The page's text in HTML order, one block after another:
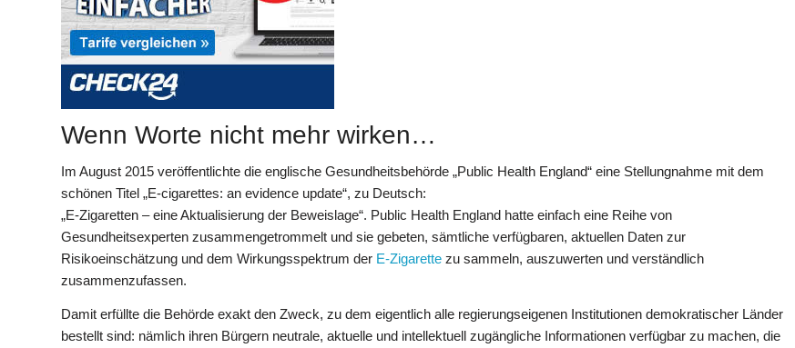
Wenn Worte nicht mehr wirken…
Im August 2015 veröffentlichte die englische Gesundheitsbehörde „Public Health England“ eine Stellungnahme mit dem
schönen Titel „E-cigarettes: an evidence update“, zu Deutsch:
„E-Zigaretten – eine Aktualisierung der Beweislage“. Public Health England hatte einfach eine Reihe von
Gesundheitsexperten zusammengetrommelt und sie gebeten, sämtliche verfügbaren, aktuellen Daten zur
Risikoeinschätzung und dem Wirkungsspektrum der E-Zigarette zu sammeln, auszuwerten und verständlich
zusammenzufassen.
Damit erfüllte die Behörde exakt den Zweck, zu dem eigentlich alle regierungseigenen Institutionen demokratischer Länder
bestellt sind: nämlich ihren Bürgern neutrale, aktuelle und intellektuell zugängliche Informationen verfügbar zu machen, die